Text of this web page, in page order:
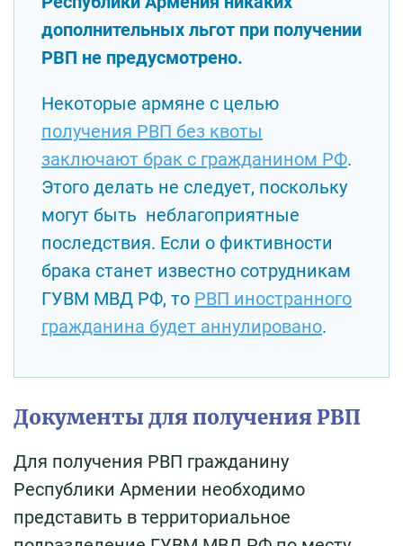
дополнительных льгот при получении
РВП не предусмотрено.
Некоторые армяне с целью
получения РВП без квоты
заключают брак с гражданином РФ.
Этого делать не следует, поскольку
могут быть неблагоприятные
последствия. Если о фиктивности
брака станет известно сотрудникам
ГУВМ МВД РФ, то РВП иностранного
гражданина будет аннулировано.
Документы для получения РВП
Для получения РВП гражданину
Республики Армении необходимо
представить в территориальное